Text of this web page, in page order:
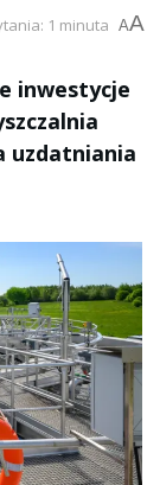
1 minuta
AA
inwestycje
uzdatniania